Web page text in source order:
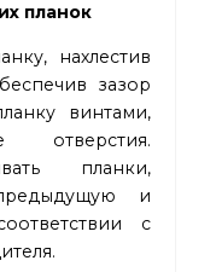
планок
нахлестив
зазор
винтами,
отверстия.
планки,
и
с